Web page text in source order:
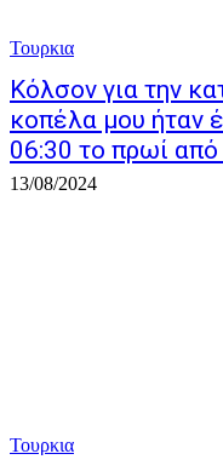
Τουρκια
Κόλσον για την
κοπέλα μου ήταν
06:30 το πρωί από
13/08/2024
Τουρκια